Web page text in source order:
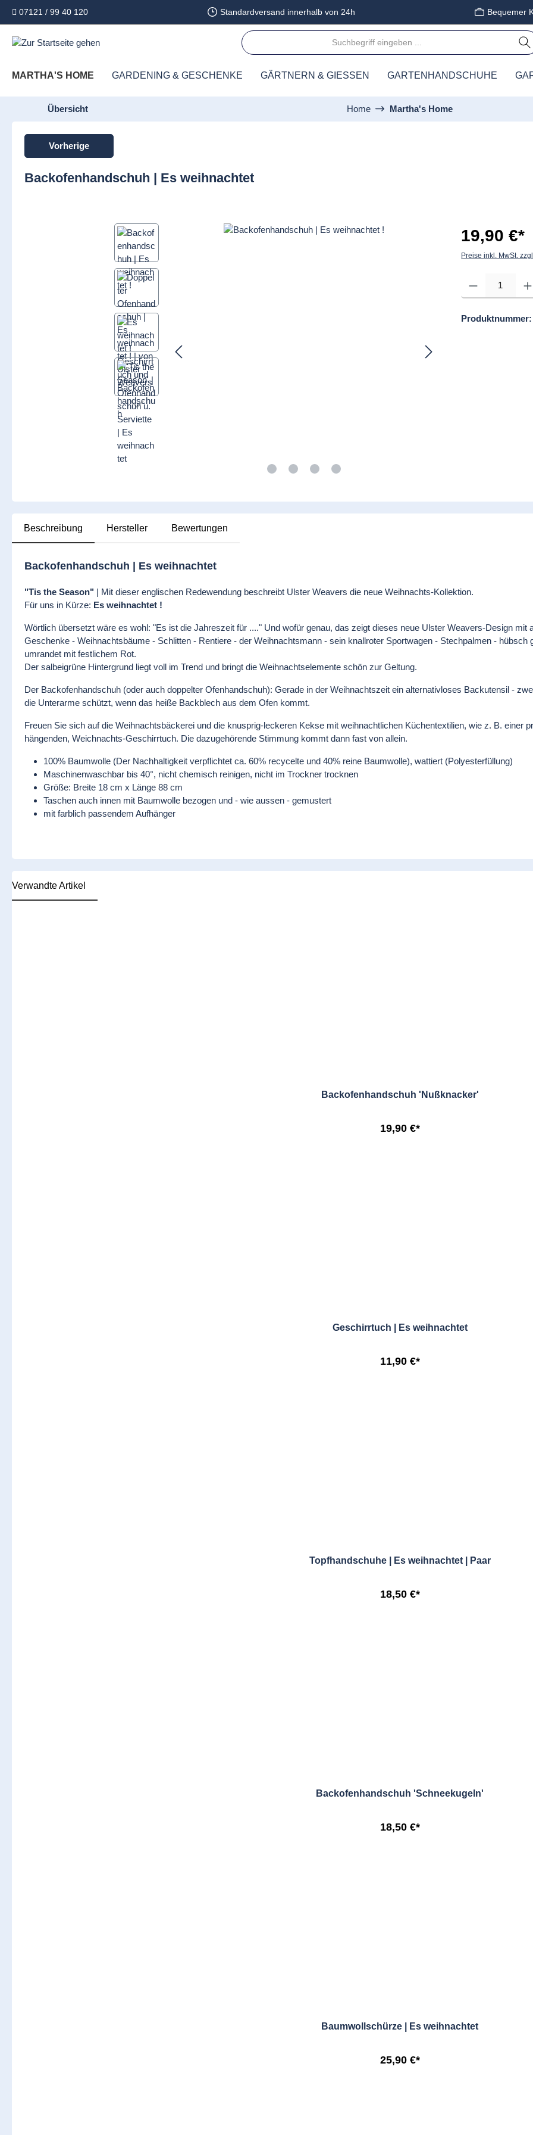
Zur Hauptnavigation springen
07121 / 99 40 120 Standardversand innerhalb von 24h Bequemer
MARTHA'S HOME GARDENING & GESCHENKE GÄRTNERN & GIESSEN GARTENHANDSCHUHE
Übersicht Home Martha's Home
Vorherige
Backofenhandschuh | Es weihnachtet
Bildergalerie überspringen 19,90 €*
Preise inkl. MwSt.
Produkt Anzahl: Gib
Beschreibung Hersteller Bewertungen
Backofenhandschuh | Es weihnachtet
"Tis the Season" | Mit dieser englischen Redewendung beschreibt Ulster Weavers die neue Weihnachts-Kollektion.
Für uns in Kürze: Es weihnachtet !
Wörtlich übersetzt wäre es wohl: "Es ist die Jahreszeit für ...." Und wofür genau, das zeigt dieses neue Ulster Weavers-Design mit
Geschenke - Weihnachtsbäume - Schlitten - Rentiere - der Weihnachtsmann - sein knallroter Sportwagen - Stechpalmen -
umrandet mit festlichem Rot.
Der salbeigrüne Hintergrund liegt voll im Trend und bringt die Weihnachtselemente schön zur Geltung.
Der Backofenhandschuh (oder auch doppelter Ofenhandschuh): Gerade in der Weihnachtszeit ein alternativloses Backutensil -
die Unterarme schützt, wenn das heiße Backblech aus dem Ofen kommt.
Freuen Sie sich auf die Weihnachtsbäckerei und die knusprig-leckeren Kekse mit weihnachtlichen Küchentextilien, wie z. B. einer
hängenden, Weichnachts-Geschirrtuch. Die dazugehörende Stimmung kommt dann fast von allein.
100% Baumwolle (Der Nachhaltigkeit verpflichtet ca. 60% recycelte und 40% reine Baumwolle), wattiert (Polyesterfüllung)
Maschinenwaschbar bis 40°, nicht chemisch reinigen, nicht im Trockner trocknen
Größe: Breite 18 cm x Länge 88 cm
Taschen auch innen mit Baumwolle bezogen und - wie aussen - gemustert
mit farblich passendem Aufhänger
Verwandte Artikel
Backofenhandschuh 'Nußknacker'
19,90 €*
Geschirrtuch | Es weihnachtet
11,90 €*
Topfhandschuhe | Es weihnachtet | Paar
18,50 €*
Backofenhandschuh 'Schneekugeln'
18,50 €*
Baumwollschürze | Es weihnachtet
25,90 €*